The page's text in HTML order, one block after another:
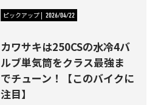
ピックアップ 2026/04/22
カワサキは250CSの水冷4バ
ルブ単気筒をクラス最強ま
でチューン！【このバイクに
注目】